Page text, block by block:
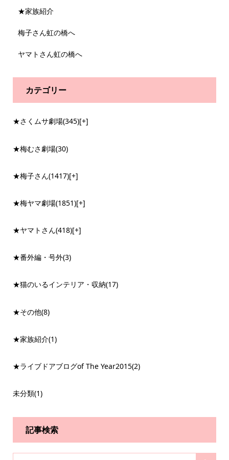
★家族紹介
梅子さん虹の橋へ
ヤマトさん虹の橋へ
カテゴリー
★さくムサ劇場(345)[+]
★梅むさ劇場(30)
★梅子さん(1417)[+]
★梅ヤマ劇場(1851)[+]
★ヤマトさん(418)[+]
★番外編・号外(3)
★猫のいるインテリア・収納(17)
★その他(8)
★家族紹介(1)
★ライブドアブログof The Year2015(2)
未分類(1)
記事検索